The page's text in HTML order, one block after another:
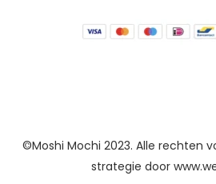
©Moshi Mochi 2023. Alle rechten
strategie door